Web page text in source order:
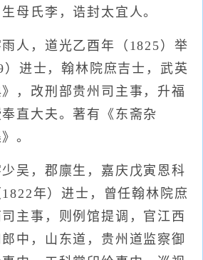
母氏李，诰封太宜人。
，道光乙酉年（1825）举
）进士，翰林院庶吉士，武英
，改刑部贵州司主事，升福
直大夫。著有《东斋杂
。
，郡廪生，嘉庆戊寅恩科
年）进士，曾任翰林院庶
主事，则例馆提调，官江西
中，山东道，贵州道监察御